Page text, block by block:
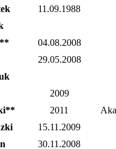
11.09.1988
04.08.2008
29.05.2008
2009
2011
15.11.2009
30.11.2008